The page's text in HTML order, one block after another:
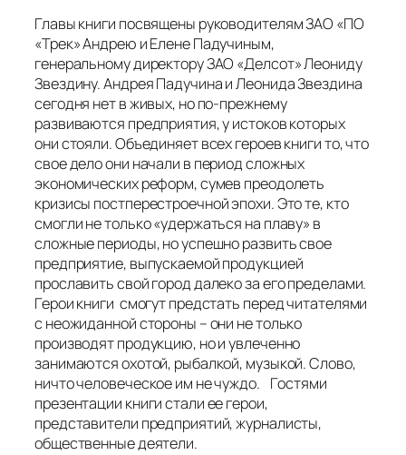
Главы книги посвящены руководителям ЗАО «ПО
«Трек» Андрею и Елене Падучиным,
генеральному директору ЗАО «Делсот» Леониду
Звездину. Андрея Падучина и Леонида Звездина
сегодня нет в живых, но по-прежнему
развиваются предприятия, у истоков которых
они стояли. Объединяет всех героев книги то, что
свое дело они начали в период сложных
экономических реформ, сумев преодолеть
кризисы постперестроечной эпохи. Это те, кто
смогли не только «удержаться на плаву» в
сложные периоды, но успешно развить свое
предприятие, выпускаемой продукцией
прославить свой город далеко за его пределами.
Герои книги смогут предстать перед читателями
с неожиданной стороны – они не только
производят продукцию, но и увлеченно
занимаются охотой, рыбалкой, музыкой. Слово,
ничто человеческое им не чуждо. Гостями
презентации книги стали ее герои,
представители предприятий, журналисты,
общественные деятели.